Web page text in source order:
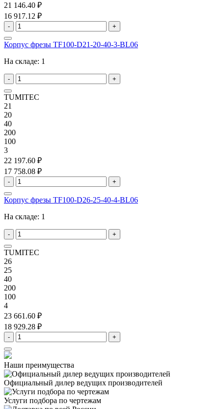
21 146.40 ₽
16 917.12 ₽
- +
Корпус фрезы TF100-D21-20-40-3-BL06
На складе: 1
- +
TUMITEC
21
20
40
200
100
3
22 197.60 ₽
17 758.08 ₽
- +
Корпус фрезы TF100-D26-25-40-4-BL06
На складе: 1
- +
TUMITEC
26
25
40
200
100
4
23 661.60 ₽
18 929.28 ₽
- +
Наши преимущества
Официальный дилер ведущих производителей
Услуги подбора по чертежам